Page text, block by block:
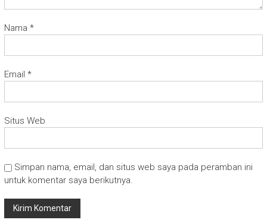
Nama *
Email *
Situs Web
Simpan nama, email, dan situs web saya pada peramban ini
untuk komentar saya berikutnya.